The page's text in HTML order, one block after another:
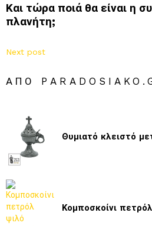
Και τώρα ποιά θα είναι η
πλανήτη;
Next post
ΑΠΌ
Θυμιατό κλειστό
Κομποσκοίνι